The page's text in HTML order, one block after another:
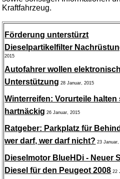
Kraftfahrzeug.
Förderung unterstürzt
Dieselpartikelfilter
2015
Autofahrer wollen
Unterstützung 28 Januar, 2015
Winterreifen: Vorurteile halten
hartnäckig 26 Januar, 2015
Ratgeber: Parkplatz für
wer darf, wer darf nicht? 23 Januar,
Dieselmotor BlueHDi - Neuer
Diesel für den Peugeot 2008 22